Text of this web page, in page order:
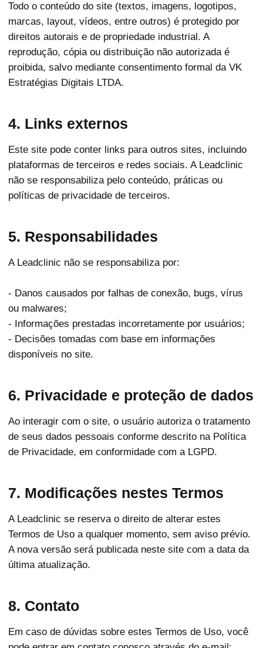
Todo o conteúdo do site (textos, imagens, logotipos,
marcas, layout, vídeos, entre outros) é protegido por
direitos autorais e de propriedade industrial. A
reprodução, cópia ou distribuição não autorizada é
proibida, salvo mediante consentimento formal da VK
Estratégias Digitais LTDA.
4. Links externos
Este site pode conter links para outros sites, incluindo
plataformas de terceiros e redes sociais. A Leadclinic
não se responsabiliza pelo conteúdo, práticas ou
políticas de privacidade de terceiros.
5. Responsabilidades
A Leadclinic não se responsabiliza por:
- Danos causados por falhas de conexão, bugs, vírus
ou malwares;
- Informações prestadas incorretamente por usuários;
- Decisões tomadas com base em informações
disponíveis no site.
6. Privacidade e proteção de dados
Ao interagir com o site, o usuário autoriza o tratamento
de seus dados pessoais conforme descrito na Política
de Privacidade, em conformidade com a LGPD.
7. Modificações nestes Termos
A Leadclinic se reserva o direito de alterar estes
Termos de Uso a qualquer momento, sem aviso prévio.
A nova versão será publicada neste site com a data da
última atualização.
8. Contato
Em caso de dúvidas sobre estes Termos de Uso, você